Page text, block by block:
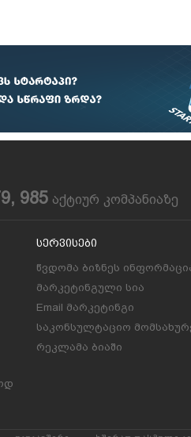
985 აქტიურ კომპანიაზე
Სერვისები
წვდომა ბიზნეს
მარკეტინგული სია
Email მარკეტინგი
საკონსულტაციო
რეკლამა ბიაში